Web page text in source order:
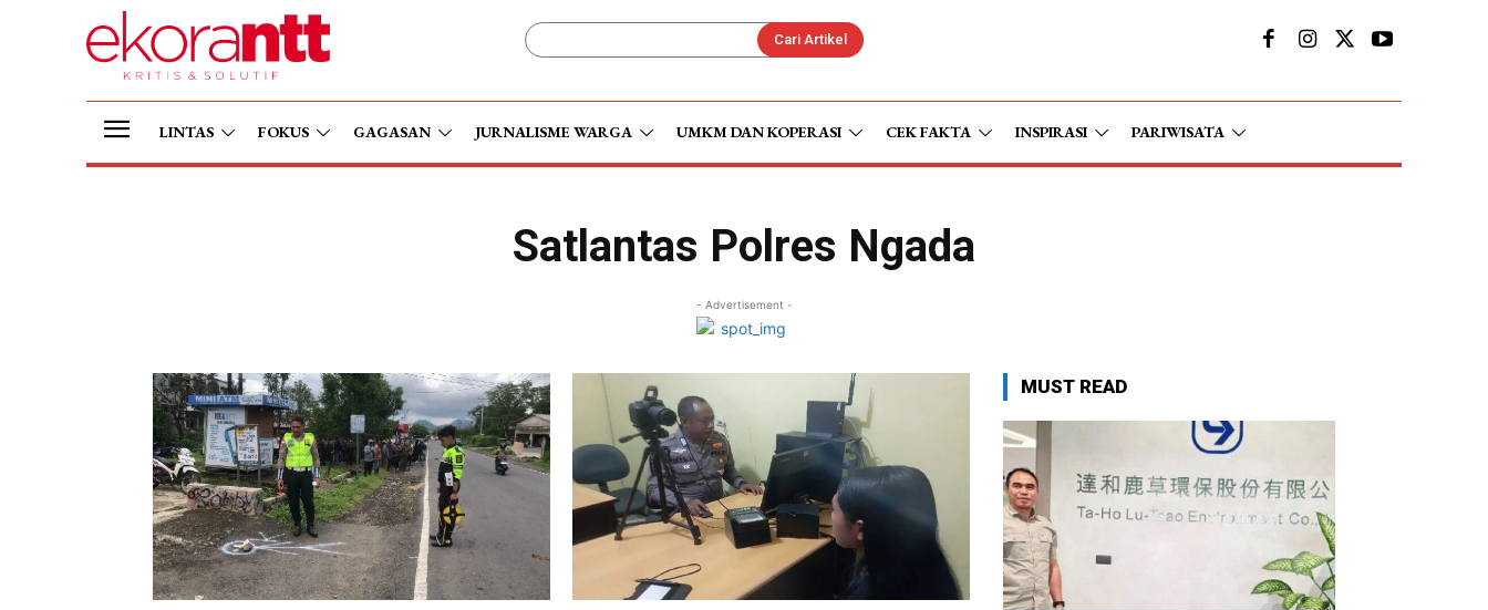
Cari Artikel
LINTAS FOKUS GAGASAN JURNALISME WARGA UMKM DAN KOPERASI CEK FAKTA INSPIRASI PARIWISATA
Satlantas Polres Ngada
- Advertisement -
MUST READ